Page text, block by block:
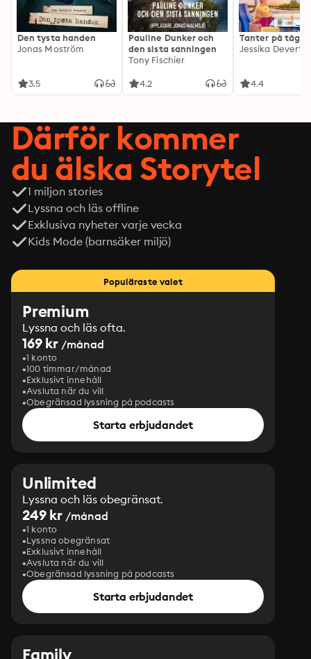
Den tysta handen
Jonas Moström
3.5
Pauline Dunker och
den sista sanningen
Tony Fischier
4.2
Tanter på tåg
Jessika Devert
4.4
Därför kommer
du älska Storytel
1 miljon stories
Lyssna och läs offline
Exklusiva nyheter varje vecka
Kids Mode (barnsäker miljö)
Populäraste valet
Premium
Lyssna och läs ofta.
169 kr /månad
1 konto
100 timmar/månad
Exklusivt innehåll
Avsluta när du vill
Obegränsad lyssning på podcasts
Starta erbjudandet
Unlimited
Lyssna och läs obegränsat.
249 kr /månad
1 konto
Lyssna obegränsat
Exklusivt innehåll
Avsluta när du vill
Obegränsad lyssning på podcasts
Starta erbjudandet
Family